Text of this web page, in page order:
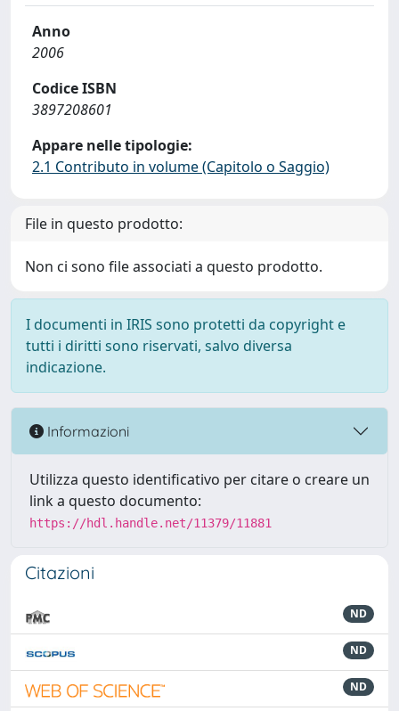
Anno
2006
Codice ISBN
3897208601
Appare nelle tipologie:
2.1 Contributo in volume (Capitolo o Saggio)
File in questo prodotto:
Non ci sono file associati a questo prodotto.
I documenti in IRIS sono protetti da copyright e
tutti i diritti sono riservati, salvo diversa
indicazione.
Informazioni
Utilizza questo identificativo per citare o creare un
link a questo documento:
https://hdl.handle.net/11379/11881
Citazioni
ND
ND
ND